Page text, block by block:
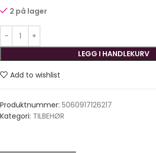
2 på lager
LEGG I HANDLEKURV
Add to wishlist
Produktnummer: 5060917126217
Kategori: TILBEHØR